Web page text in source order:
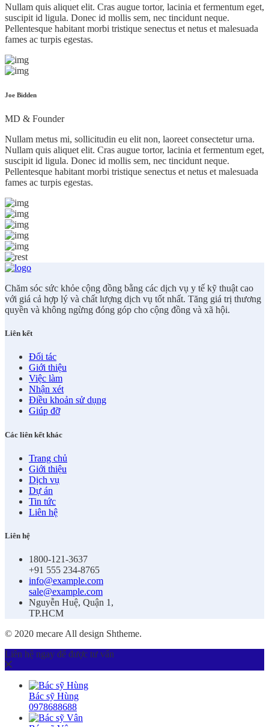
Nullam quis aliquet elit. Cras augue tortor, lacinia et fermentum eget,
suscipit id ligula. Donec id mollis sem, nec tincidunt neque.
Pellentesque habitant morbi tristique senectus et netus et malesuada
fames ac turpis egestas.
Joe Bidden
MD & Founder
Nullam metus mi, sollicitudin eu elit non, laoreet consectetur urna.
Nullam quis aliquet elit. Cras augue tortor, lacinia et fermentum eget,
suscipit id ligula. Donec id mollis sem, nec tincidunt neque.
Pellentesque habitant morbi tristique senectus et netus et malesuada
fames ac turpis egestas.
Chăm sóc sức khỏe cộng đồng bằng các dịch vụ y tế kỹ thuật cao
với giá cả hợp lý và chất lượng dịch vụ tốt nhất. Tăng giá trị thương
quyền và không ngừng đóng góp cho cộng đồng và xã hội.
Liên kết
Đối tác
Giới thiệu
Việc làm
Nhận xét
Điều khoản sử dụng
Giúp đỡ
Các liên kết khác
Trang chủ
Giới thiệu
Dịch vụ
Dự án
Tin tức
Liên hệ
Liên hệ
1800-121-3637
+91 555 234-8765
info@example.com
sale@example.com
Nguyễn Huệ, Quận 1,
TP.HCM
© 2020 mecare All design Shtheme.
Liên hệ ngay để được tư vấn
Bác sỹ Hùng
0978688688